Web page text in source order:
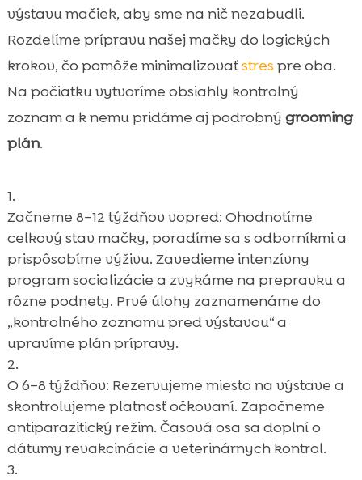
výstavu mačiek, aby sme na nič nezabudli.
Rozdelíme prípravu našej mačky do logických
krokov, čo pomôže minimalizovaťstres pre oba.
Na počiatku vytvoríme obsiahly kontrolný
zoznam a k nemu pridáme aj podrobný grooming
plán.
Začneme 8–12 týždňov vopred: Ohodnotíme
celkový stav mačky, poradíme sa s odborníkmi a
prispôsobíme výživu. Zavedieme intenzívny
program socializácie a zvykáme na prepravku a
rôzne podnety. Prvé úlohy zaznamenáme do
„kontrolného zoznamu pred výstavou“ a
upravíme plán prípravy.
O 6–8 týždňov: Rezervujeme miesto na výstave a
skontrolujeme platnosť očkovaní. Započneme
antiparazitický režim. Časová osa sa doplní o
dátumy revakcinácie a veterinárnych kontrol.